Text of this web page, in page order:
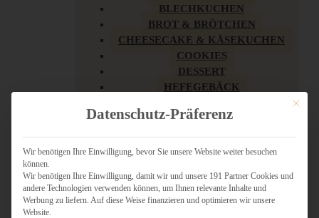
BLECHKUCHEN
BROT & BRÖTCHEN
CHEESECAKE & KÄSEKUCHEN
COOKIES
DESSERT
HEFEGEBÄCK
KUCHEN
LOW CARB & GESÜNDER
MY AMERICAN BAKERY
SCHOKOLADIGES
SÜSSES HAUPTGERICHT
Mit
Datenschutz-Präferenz
Wir benötigen Ihre Einwilligung, bevor Sie unsere Website weiter besuchen
können.
Wir benötigen Ihre Einwilligung, damit wir und unsere 191 Partner Cookies und
andere Technologien verwenden können, um Ihnen relevante Inhalte und
Werbung zu liefern. Auf diese Weise finanzieren und optimieren wir unsere
Website.